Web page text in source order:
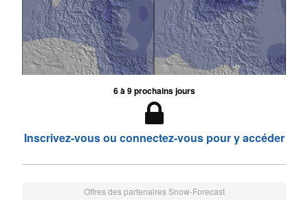
6 à 9 prochains jours
Inscrivez-vous ou connectez-vous pour y accéder
Offres des partenaires Snow-Forecast